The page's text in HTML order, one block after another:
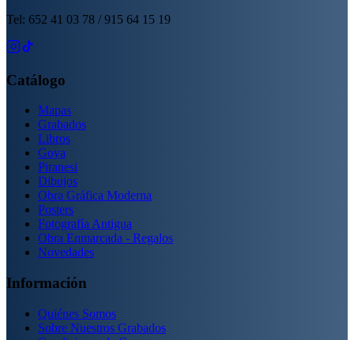
Tel: 652 41 03 78 / 915 64 15 19
Catálogo
Mapas
Grabados
Libros
Goya
Piranesi
Dibujos
Obra Gráfica Moderna
Posters
Fotografía Antigua
Obra Enmarcada - Regalos
Novedades
Información
Quiénes Somos
Sobre Nuestros Grabados